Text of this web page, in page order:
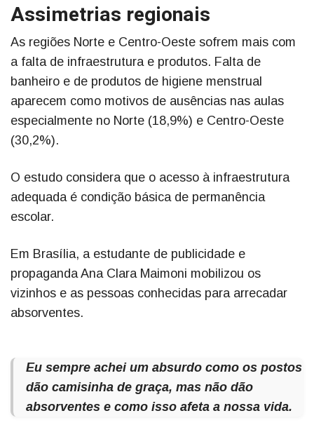
Assimetrias regionais
As regiões Norte e Centro-Oeste sofrem mais com
a falta de infraestrutura e produtos. Falta de
banheiro e de produtos de higiene menstrual
aparecem como motivos de ausências nas aulas
especialmente no Norte (18,9%) e Centro-Oeste
(30,2%).
O estudo considera que o acesso à infraestrutura
adequada é condição básica de permanência
escolar.
Em Brasília, a estudante de publicidade e
propaganda Ana Clara Maimoni mobilizou os
vizinhos e as pessoas conhecidas para arrecadar
absorventes.
Eu sempre achei um absurdo como os postos
dão camisinha de graça, mas não dão
absorventes e como isso afeta a nossa vida.